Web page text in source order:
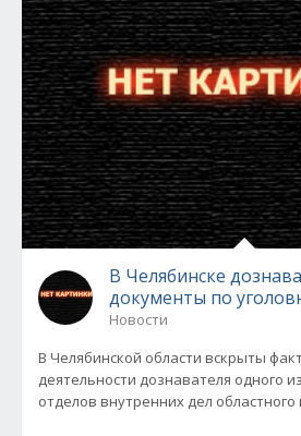
В Челябинске
документы по
Новости
В Челябинской области вскрыты
деятельности дознавателя одного
отделов внутренних дел областного